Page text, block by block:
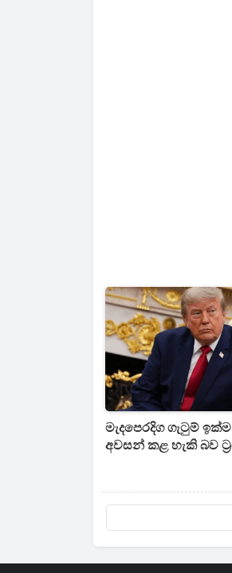
මැදපෙරදිග ගැටුම්
අවසන් කළ හැකි බව